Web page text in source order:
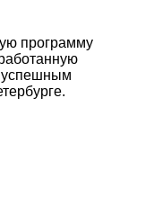
программу
успешным